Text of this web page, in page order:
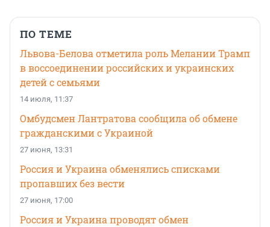
ПО ТЕМЕ
Львова-Белова отметила роль Мелании Трамп
в воссоединении российских и украинских
детей с семьями
14 июля, 11:37
Омбудсмен Лантратова сообщила об обмене
гражданскими с Украиной
27 июня, 13:31
Россия и Украина обменялись списками
пропавших без вести
27 июня, 17:00
Россия и Украина проводят обмен